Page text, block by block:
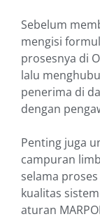
Sebelum
mengisi
prosesnya di
lalu
penerima di
dengan
Penting juga
campuran
selama
kualitas
aturan